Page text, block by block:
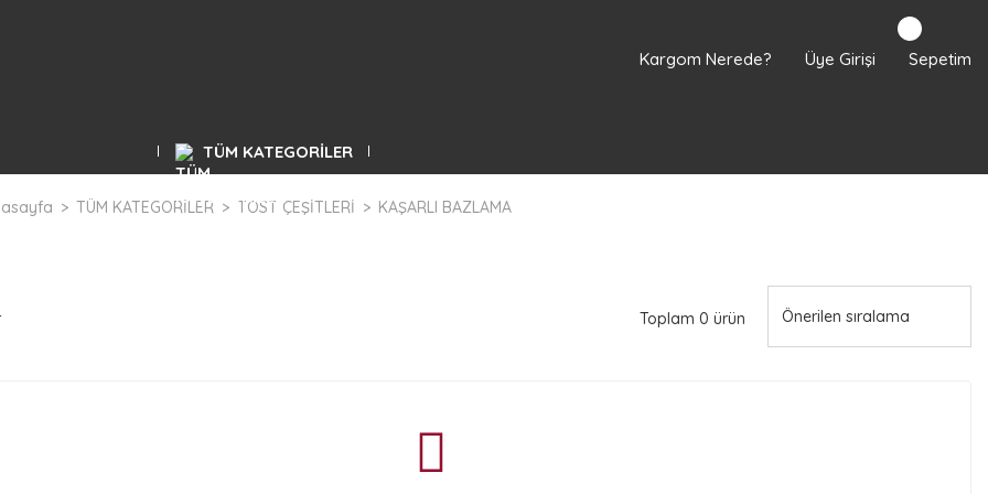
Kargom Nerede? Üye Girişi Sepetim
TÜM KATEGORİLER
TÜM KATEGORİLER TOST ÇEŞİTLERİ KAŞARLI BAZLAMA
Toplam 0 ürün